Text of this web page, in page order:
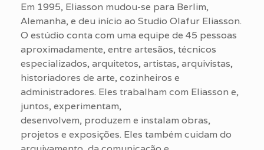
Em 1995, Eliasson mudou-se para Berlim,
Alemanha, e deu início ao Studio Olafur Eliasson.
O estúdio conta com uma equipe de 45 pessoas
aproximadamente, entre artesãos, técnicos
especializados, arquitetos, artistas, arquivistas,
historiadores de arte, cozinheiros e
administradores. Eles trabalham com Eliasson e,
juntos, experimentam,
desenvolvem, produzem e instalam obras,
projetos e exposições. Eles também cuidam do